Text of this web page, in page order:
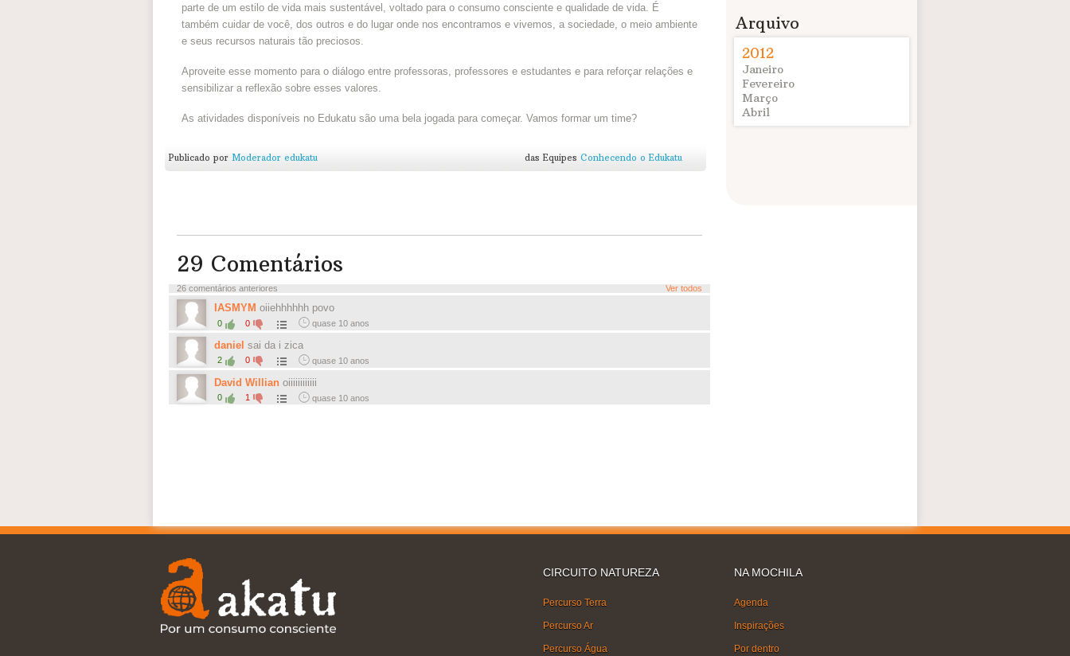
parte de um estilo de vida mais sustentável, voltado para o consumo consciente e qualidade de vida. É
também cuidar de você, dos outros e do lugar onde nos encontramos e vivemos, a sociedade, o meio ambiente
e seus recursos naturais tão preciosos.
Aproveite esse momento para o diálogo entre professoras, professores e estudantes e para reforçar relações e
sensibilizar a reflexão sobre esses valores.
As atividades disponíveis no Edukatu são uma bela jogada para começar. Vamos formar um time?
Publicado por Moderador edukatu das Equipes Conhecendo o Edukatu
29 Comentários
26 comentários anteriores Ver todos
IASMYM oiiehhhhhh povo
0 0 quase 10 anos
daniel sai da i zica
2 0 quase 10 anos
David Willian oiiiiiiiiiiii
0 1 quase 10 anos
Arquivo
2012
Janeiro
Fevereiro
Março
Abril
CIRCUITO NATUREZA
Percurso Terra
Percurso Ar
Percurso Água
NA MOCHILA
Agenda
Inspirações
Por dentro